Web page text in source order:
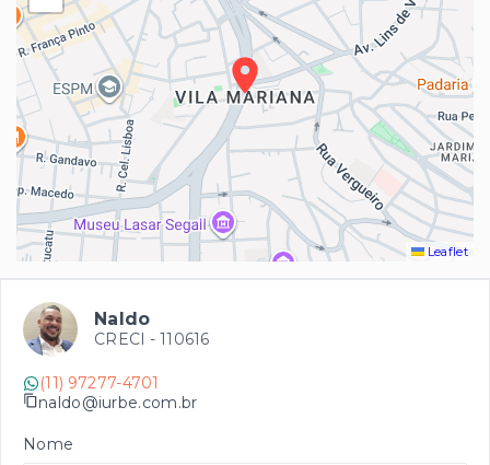
Leaflet
Naldo
CRECI - 110616
(11) 97277-4701
naldo@iurbe.com.br
Nome